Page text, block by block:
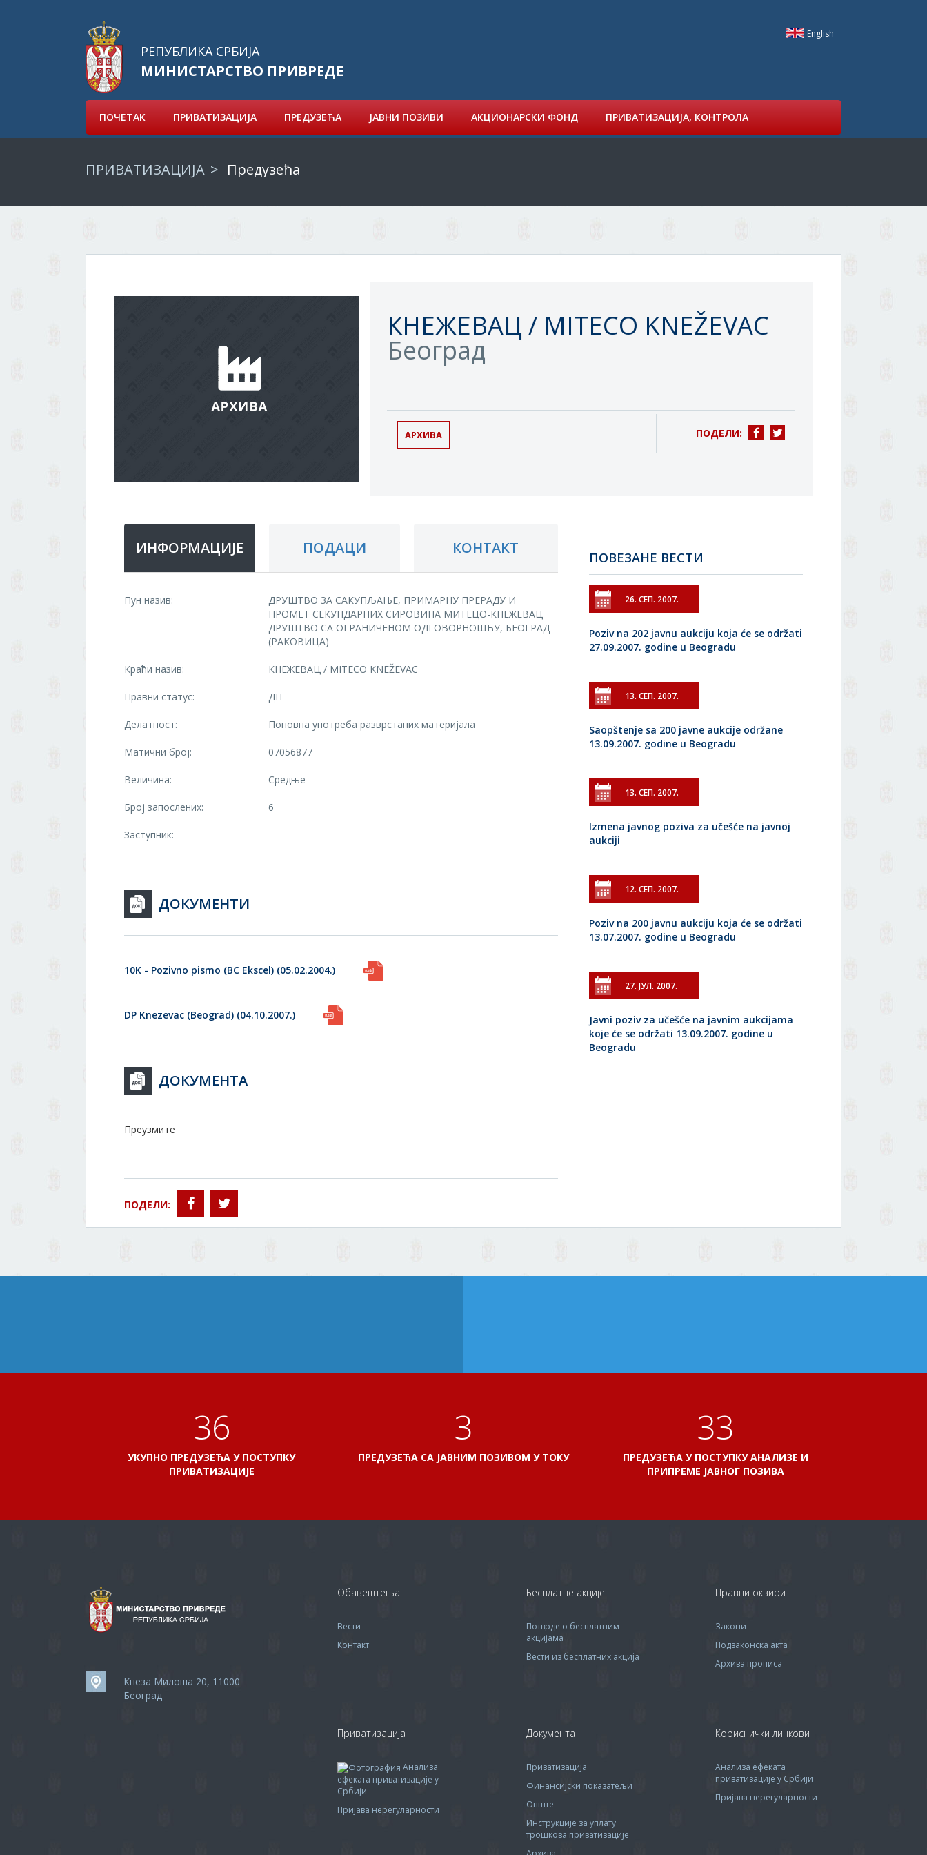
English
РЕПУБЛИКА СРБИЈА
МИНИСТАРСТВО ПРИВРЕДЕ
ПОЧЕТАК ПРИВАТИЗАЦИЈА ПРЕДУЗЕЋА ЈАВНИ ПОЗИВИ АКЦИОНАРСКИ ФОНД ПРИВАТИЗАЦИЈА, КОНТРОЛА
ПРИВАТИЗАЦИЈА Предузећа
КНЕЖЕВАЦ / MITECO KNEŽEVAC
Београд
АРХИВА ПОДЕЛИ:
ИНФОРМАЦИЈЕ ПОДАЦИ КОНТАКТ
Пун назив:
ДРУШТВО ЗА САКУПЉАЊЕ, ПРИМАРНУ ПРЕРАДУ И
ПРОМЕТ СЕКУНДАРНИХ СИРОВИНА МИТЕЦО-КНЕЖЕВАЦ
ДРУШТВО СА ОГРАНИЧЕНОМ ОДГОВОРНОШЋУ, БЕОГРАД
(РАКОВИЦА)
Краћи назив: КНЕЖЕВАЦ / MITECO KNEŽEVAC
Правни статус: ДП
Делатност: Поновна употреба разврстаних материјала
Матични број: 07056877
Величина: Средње
Број запослених: 6
Заступник:
ДОКУМЕНТИ
10K - Pozivno pismo (BC Ekscel) (05.02.2004.)
DP Knezevac (Beograd) (04.10.2007.)
ДОКУМЕНТА
Преузмите
ПОДЕЛИ:
ПОВЕЗАНЕ ВЕСТИ
26. СЕП. 2007.
Poziv na 202 javnu aukciju koja će se održati
27.09.2007. godine u Beogradu
13. СЕП. 2007.
Saopštenje sa 200 javne aukcije održane
13.09.2007. godine u Beogradu
13. СЕП. 2007.
Izmena javnog poziva za učešće na javnoj
aukciji
12. СЕП. 2007.
Poziv na 200 javnu aukciju koja će se održati
13.07.2007. godine u Beogradu
27. ЈУЛ. 2007.
Javni poziv za učešće na javnim aukcijama
koje će se održati 13.09.2007. godine u
Beogradu
41
УКУПНО ПРЕДУЗЕЋА У ПОСТУПКУ
ПРИВАТИЗАЦИЈЕ
3
ПРЕДУЗЕЋА СА ЈАВНИМ ПОЗИВОМ У ТОКУ
38
ПРЕДУЗЕЋА У ПОСТУПКУ АНАЛИЗЕ И
ПРИПРЕМЕ ЈАВНОГ ПОЗИВА
Кнеза Милоша 20, 11000
Београд
Обавештења
Вести
Контакт
Приватизација
Анализа
ефеката приватизације у
Србији
Пријава нерегуларности
Бесплатне акције
Потврде о бесплатним
акцијама
Вести из бесплатних акција
Документа
Приватизација
Финансијски показатељи
Опште
Инструкције за уплату
трошкова приватизације
Правни оквири
Закони
Подзаконска акта
Архива прописa
Кориснички линкови
Анализа ефеката
приватизације у Србији
Пријава нерегуларности